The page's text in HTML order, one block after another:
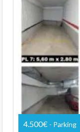
4.500€ - Parking